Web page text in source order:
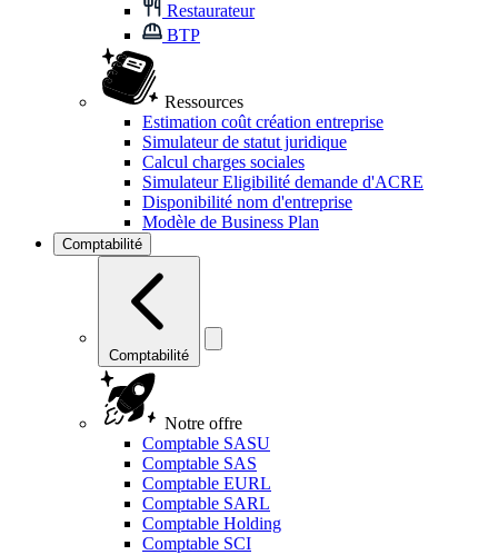
Restaurateur
BTP
Ressources
Estimation coût création entreprise
Simulateur de statut juridique
Calcul charges sociales
Simulateur Eligibilité demande d'ACRE
Disponibilité nom d'entreprise
Modèle de Business Plan
Comptabilité
Comptabilité
Notre offre
Comptable SASU
Comptable SAS
Comptable EURL
Comptable SARL
Comptable Holding
Comptable SCI